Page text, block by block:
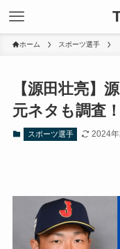
ホーム スポーツ選手
【源田壮亮】
元ネタも調査！
スポーツ選手 2024年